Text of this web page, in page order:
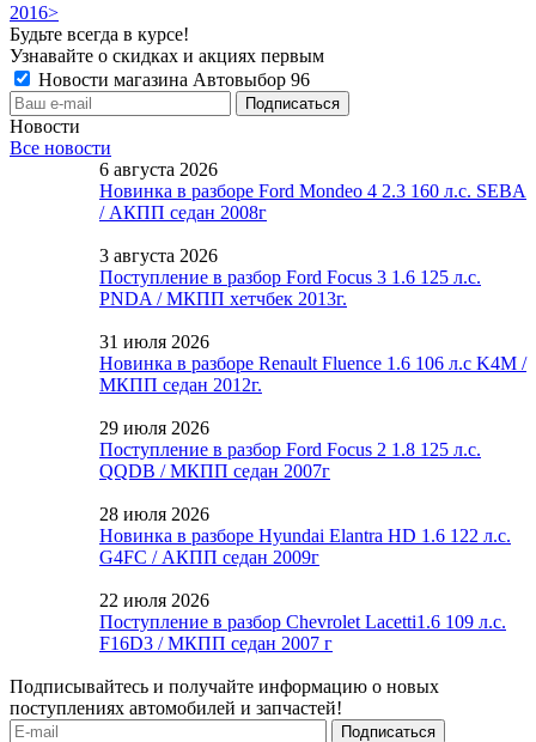
2016>
Будьте всегда в курсе!
Узнавайте о скидках и акциях первым
Новости магазина Автовыбор 96
Новости
Все новости
6 августа 2026
Новинка в разборе Ford Mondeo 4 2.3 160 л.с. SEBA
/ АКПП седан 2008г
3 августа 2026
Поступление в разбор Ford Focus 3 1.6 125 л.с.
PNDA / МКПП хетчбек 2013г.
31 июля 2026
Новинка в разборе Renault Fluence 1.6 106 л.с K4M /
МКПП седан 2012г.
29 июля 2026
Поступление в разбор Ford Focus 2 1.8 125 л.с.
QQDB / МКПП седан 2007г
28 июля 2026
Новинка в разборе Hyundai Elantra HD 1.6 122 л.с.
G4FC / АКПП седан 2009г
22 июля 2026
Поступление в разбор Chevrolet Lacetti1.6 109 л.с.
F16D3 / МКПП седан 2007 г
Подписывайтесь и получайте информацию о новых
поступлениях автомобилей и запчастей!